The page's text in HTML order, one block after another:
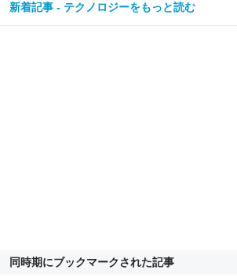
新着記事 - テクノロジーをもっと読む
同時期にブックマークされた記事